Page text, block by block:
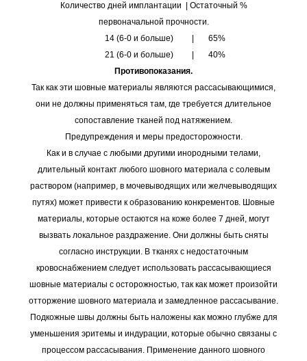
Количество дней имплантации | Остаточный %
первоначальной прочности.
14 (6-0 и больше) | 65%
21 (6-0 и больше) | 40%
Противопоказания.
Так как эти шовные материалы являются рассасывающимися,
они не должны применяться там, где требуется длительное
сопоставление тканей под натяжением.
Предупреждения и меры предосторожности.
Как и в случае с любыми другими инородными телами,
длительный контакт любого шовного материала с солевым
раствором (например, в мочевыводящих или желчевыводящих
путях) может привести к образованию конкрементов. Шовные
материалы, которые остаются на коже более 7 дней, могут
вызвать локальное раздражение. Они должны быть сняты
согласно инструкции. В тканях с недостаточным
кровоснабжением следует использовать рассасывающиеся
шовные материалы с осторожностью, так как может произойти
отторжение шовного материала и замедленное рассасывание.
Подкожные швы должны быть наложены как можно глубже для
уменьшения эритемы и индурации, которые обычно связаны с
процессом рассасывания. Применение данного шовного